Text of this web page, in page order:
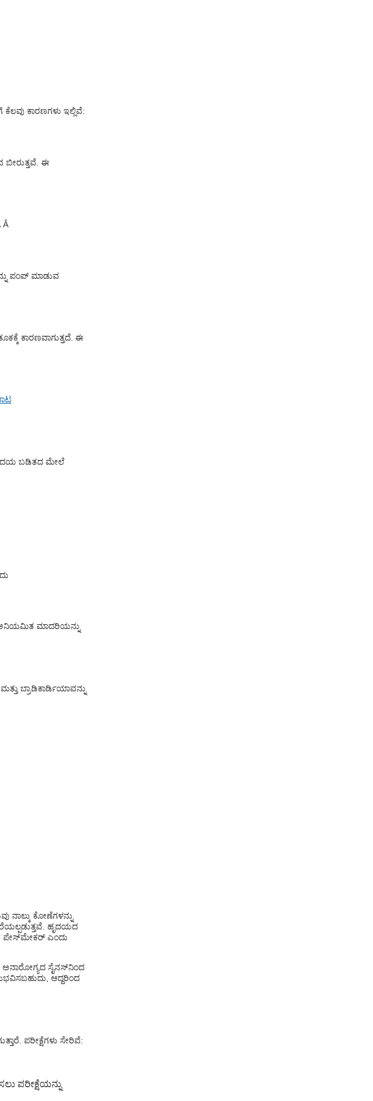
ಕೆಲವು ಕಾರಣಗಳು ಇಲ್ಲಿವೆ:
ಈ
Â
ಪಂಪ್ ಮಾಡುವ
ಕಾರಣವಾಗುತ್ತದೆ. ಈ
ಬಡಿತದ ಮೇಲೆ
ಅನಿಯಮಿತ ಮಾದರಿಯನ್ನು
ಬ್ರಾಡಿಕಾರ್ಡಿಯಾವನ್ನು
ಕೋಣೆಗಳನ್ನು
ಹೃದಯದ
ಪೇಸ್‌ಮೇಕರ್ ಎಂದು
ಸೈನಸ್‌ನಿಂದ
ಆದ್ದರಿಂದ
ಪರೀಕ್ಷೆಗಳು ಸೇರಿವೆ:
ಪರೀಕ್ಷೆಯನ್ನು